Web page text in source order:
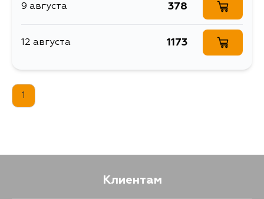
9 августа 378
12 августа 1173
1
Клиентам